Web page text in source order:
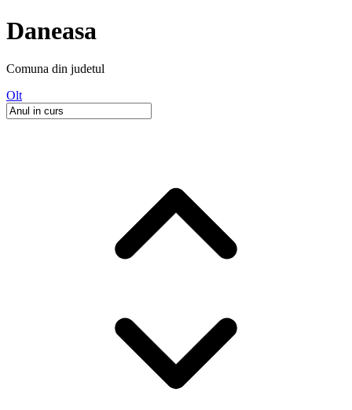
Daneasa
Comuna din judetul
Olt